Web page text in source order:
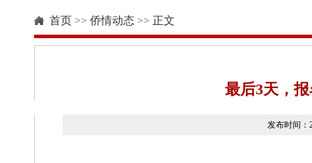
首页 >> 侨情动态 >> 正文
最后3天，
发布时间